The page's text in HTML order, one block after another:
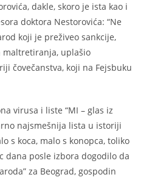
dakle, skoro je ista kao i
doktora Nestorovića: “Ne
koji je preživeo sankcije,
maltretiranja, uplašio
čovečanstva, koji na Fejsbuku
virusa i liste “MI – glas iz
najsmešnija lista u istoriji
s koca, malo s konopca, toliko
dana posle izbora dogodilo da
za Beograd, gospodin